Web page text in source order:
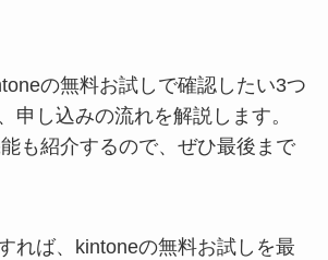
の無料お試しで確認したい3つ
申し込みの流れを解説します。
も紹介するので、ぜひ最後まで
れば、kintoneの無料お試しを最